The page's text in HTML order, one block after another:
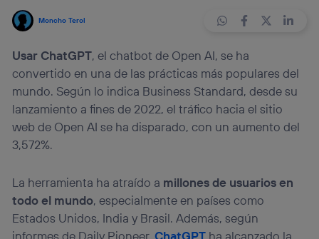
Moncho Terol
Usar ChatGPT, el chatbot de Open AI, se ha
convertido en una de las prácticas más populares del
mundo. Según lo indica Business Standard, desde su
lanzamiento a fines de 2022, el tráfico hacia el sitio
web de Open AI se ha disparado, con un aumento del
3,572%.
La herramienta ha atraído a millones de usuarios en
todo el mundo, especialmente en países como
Estados Unidos, India y Brasil. Además, según
informes de Daily Pioneer,ChatGPT ha alcanzado la